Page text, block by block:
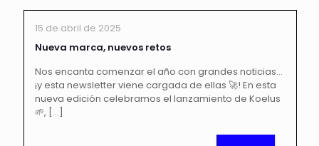
15 de abril de 2025
Nueva marca, nuevos retos
Nos encanta comenzar el año con grandes noticias…
¡y esta newsletter viene cargada de ellas 🚀! En esta
nueva edición celebramos el lanzamiento de Koelus
🌱, […]